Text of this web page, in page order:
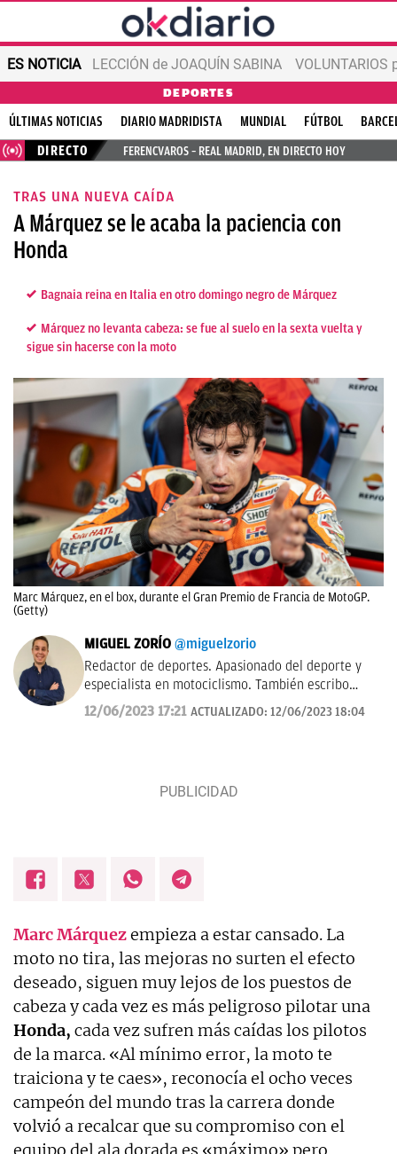
ES NOTICIA LECCIÓN de JOAQUÍN SABINA VOLUNTARIOS
DEPORTES
ÚLTIMAS NOTICIAS DIARIO MADRIDISTA MUNDIAL FÚTBOL
DIRECTO
FERENCVAROS – REAL MADRID, EN DIRECTO HOY
TRAS UNA NUEVA CAÍDA
A Márquez se le acaba la paciencia con
Honda
Bagnaia reina en Italia en otro domingo negro de Márquez
Márquez no levanta cabeza: se fue al suelo en la sexta vuelta y
sigue sin hacerse con la moto
Marc Márquez, en el box, durante el Gran Premio de Francia de MotoGP.
(Getty)
MIGUEL ZORÍO @miguelzorio
Redactor de deportes. Apasionado del deporte y
especialista en motociclismo. También escribo
sobre pádel y NFL.
12/06/2023 17:21 ACTUALIZADO: 12/06/2023 18:04
Marc Márquezempieza a estar cansado. La
moto no tira, las mejoras no surten el efecto
deseado, siguen muy lejos de los puestos de
cabeza y cada vez es más peligroso pilotar una
Honda, cada vez sufren más caídas los pilotos
de la marca. «Al mínimo error, la moto te
traiciona y te caes», reconocía el ocho veces
campeón del mundo tras la carrera donde
volvió a recalcar que su compromiso con el